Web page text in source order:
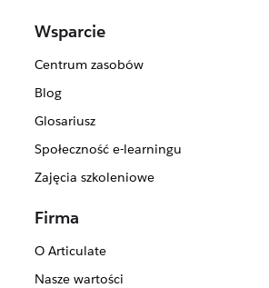
Wsparcie
Centrum zasobów
Blog
Glosariusz
Społeczność e-learningu
Zajęcia szkoleniowe
Firma
O Articulate
Nasze wartości